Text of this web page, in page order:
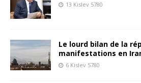
13 Kislev 5780
Le lourd bilan de la
manifestations en
6 Kislev 5780